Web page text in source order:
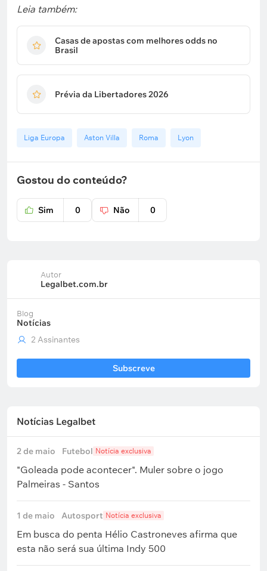
Leia também:
Casas de apostas com melhores odds no
Brasil
Prévia da Libertadores 2026
Liga Europa Aston Villa Roma Lyon
Gostou do conteúdo?
Sim 0 Não 0
Autor
Legalbet.com.br
Blog
Notícias
2 Assinantes
Subscreve
Notícias Legalbet
2 de maio Futebol Notícia exclusiva
"Goleada pode acontecer". Muler sobre o jogo
Palmeiras - Santos
1 de maio Autosport Notícia exclusiva
Em busca do penta Hélio Castroneves afirma que
esta não será sua última Indy 500